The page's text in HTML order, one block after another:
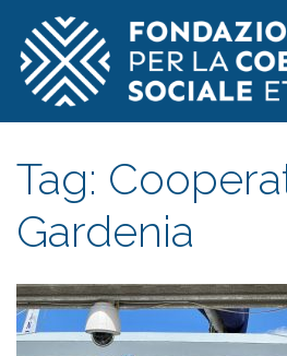
Vai al contenuto
Tag:
Gardenia